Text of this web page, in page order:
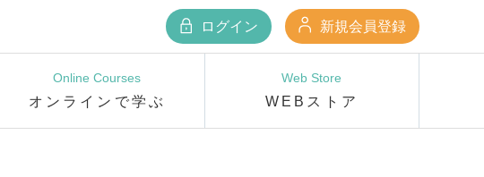
ログイン 新規会員登録
Online Courses
オンラインで学ぶ
Web Store
WEBストア